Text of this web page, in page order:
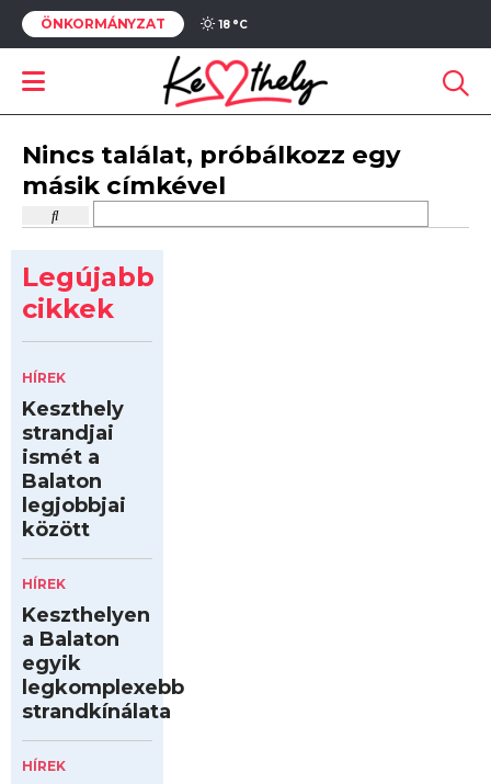
ÖNKORMÁNYZAT 18 °C
Nincs találat, próbálkozz egy
másik címkével
Legújabb
cikkek
HÍREK
Keszthely
strandjai
ismét a
Balaton
legjobbjai
között
HÍREK
Keszthelyen
a Balaton
egyik
legkomplexebb
strandkínálata
HÍREK